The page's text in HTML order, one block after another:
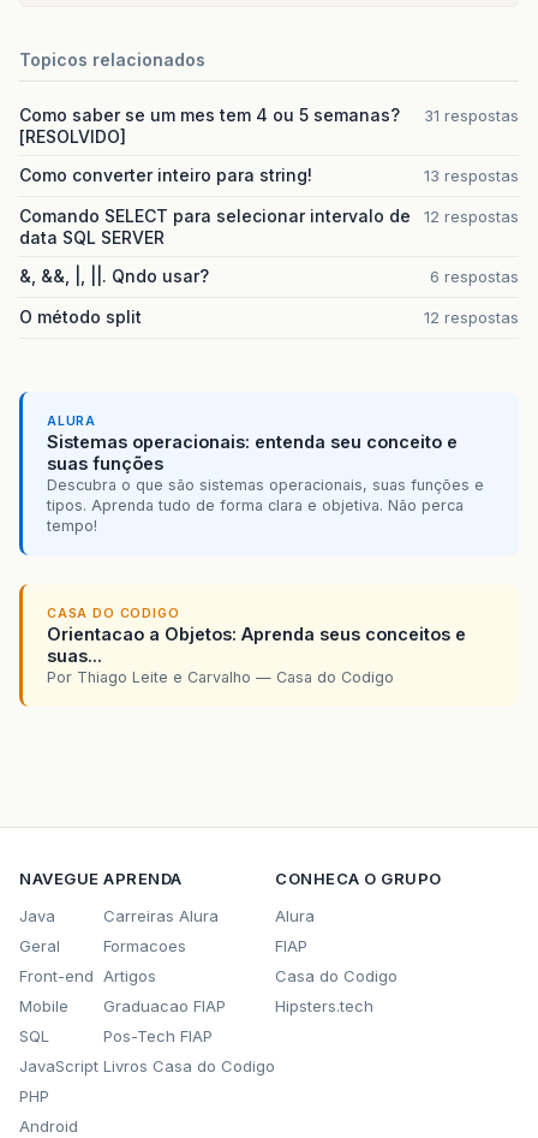
Topicos relacionados
Como saber se um mes tem 4 ou 5 semanas?
[RESOLVIDO]
31 respostas
Como converter inteiro para string! 13 respostas
Comando SELECT para selecionar intervalo de
data SQL SERVER
12 respostas
&, &&, |, ||. Qndo usar? 6 respostas
O método split 12 respostas
ALURA
Sistemas operacionais: entenda seu conceito e
suas funções
Descubra o que são sistemas operacionais, suas funções e
tipos. Aprenda tudo de forma clara e objetiva. Não perca
tempo!
CASA DO CODIGO
Orientacao a Objetos: Aprenda seus conceitos e
suas...
Por Thiago Leite e Carvalho — Casa do Codigo
NAVEGUE
Java
Geral
Front-end
Mobile
SQL
JavaScript
PHP
Android
APRENDA
Carreiras Alura
Formacoes
Artigos
Graduacao FIAP
Pos-Tech FIAP
Livros Casa do Codigo
CONHECA O GRUPO
Alura
FIAP
Casa do Codigo
Hipsters.tech